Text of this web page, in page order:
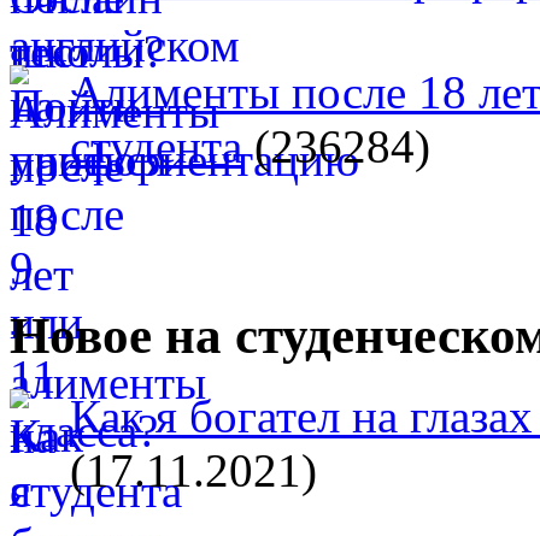
Алименты после 18
студента(236284)
Новое на
Как я богател на
(17.11.2021)